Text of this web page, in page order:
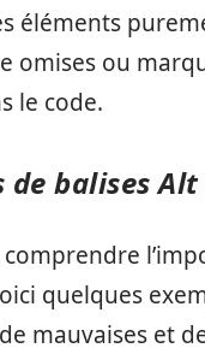
éléments
omises ou
le code.
de balises
quelques
mauvaises et